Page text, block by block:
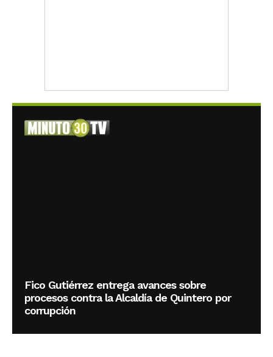
Fico Gutiérrez entrega avances sobre
procesos contra la Alcaldía de Quintero por
corrupción